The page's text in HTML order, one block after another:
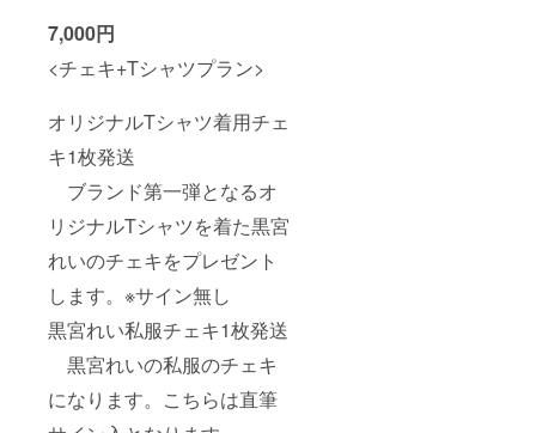
7,000円
<チェキ+Tシャツプラン>
オリジナルTシャツ着用チェ
キ1枚発送
ブランド第一弾となるオ
リジナルTシャツを着た黒宮
れいのチェキをプレゼント
します。※サイン無し
黒宮れい私服チェキ1枚発送
黒宮れいの私服のチェキ
になります。こちらは直筆